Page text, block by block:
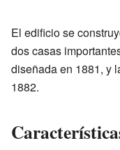
El edificio se
dos casas
diseñada en 1881, y
1882.